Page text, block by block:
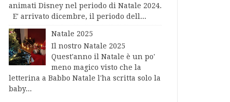
animati Disney nel periodo di Natale 2024.
E' arrivato dicembre, il periodo dell...
Natale 2025
Il nostro Natale 2025
Quest'anno il Natale è un po'
meno magico visto che la
letterina a Babbo Natale l'ha scritta solo la
baby...